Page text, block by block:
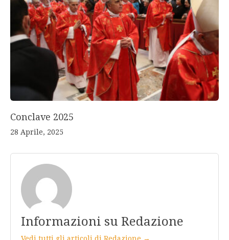
Conclave 2025
28 Aprile, 2025
Informazioni su Redazione